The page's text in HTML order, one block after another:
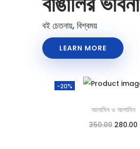
বই চেতনায়, বিশ্বময়
LEARN MORE
-20%
আলাদিন ও আলাদিন
350.00 280.00